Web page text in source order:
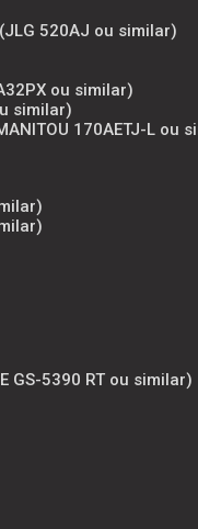
520AJ ou similar)
ou similar)
similar)
170AETJ-L ou
GS-5390 RT ou similar)